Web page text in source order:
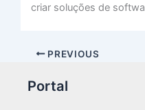
criar soluções de
PREVIOUS
Portal